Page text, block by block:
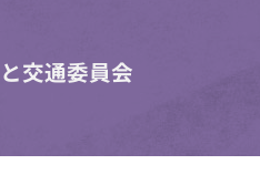
交通委員会